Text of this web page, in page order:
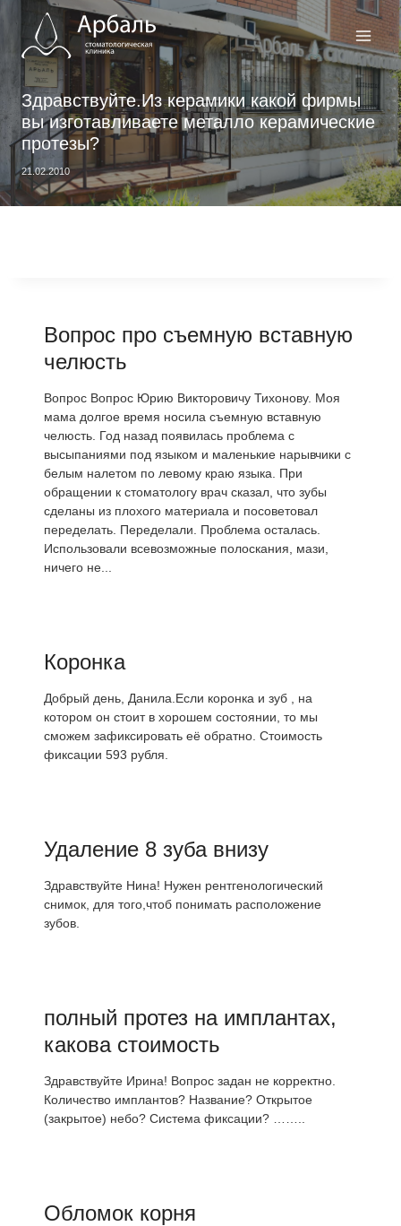
Перейти
содержимому
Здравствуйте.Из керамики какой фирмы
вы изготавливаете металло керамические
протезы?
21.02.2010
Вопрос про съемную вставную
челюсть
Вопрос Вопрос Юрию Викторовичу Тихонову. Моя
мама долгое время носила съемную вставную
челюсть. Год назад появилась проблема с
высыпаниями под языком и маленькие нарывчики с
белым налетом по левому краю языка. При
обращении к стоматологу врач сказал, что зубы
сделаны из плохого материала и посоветовал
переделать. Переделали. Проблема осталась.
Использовали всевозможные полоскания, мази,
ничего не...
Коронка
Добрый день, Данила.Если коронка и зуб , на
котором он стоит в хорошем состоянии, то мы
сможем зафиксировать её обратно. Стоимость
фиксации 593 рубля.
Удаление 8 зуба внизу
Здравствуйте Нина! Нужен рентгенологический
снимок, для того,чтоб понимать расположение
зубов.
полный протез на имплантах,
какова стоимость
Здравствуйте Ирина! Вопрос задан не корректно.
Количество имплантов? Название? Открытое
(закрытое) небо? Система фиксации? ……..
Обломок корня